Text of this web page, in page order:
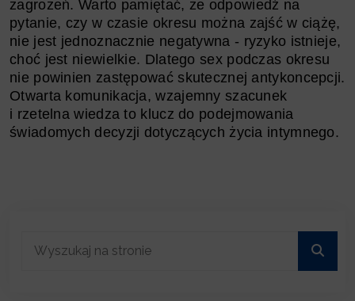
zagrożeń. Warto pamiętać, że odpowiedź na
pytanie, czy w czasie okresu można zajść w ciążę,
nie jest jednoznacznie negatywna - ryzyko istnieje,
choć jest niewielkie. Dlatego sex podczas okresu
nie powinien zastępować skutecznej antykoncepcji.
Otwarta komunikacja, wzajemny szacunek
i rzetelna wiedza to klucz do podejmowania
świadomych decyzji dotyczących życia intymnego.